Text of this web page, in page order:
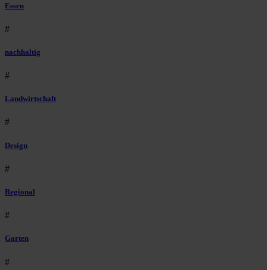
Essen
#
nachhaltig
#
Landwirtschaft
#
Design
#
Regional
#
Garten
#